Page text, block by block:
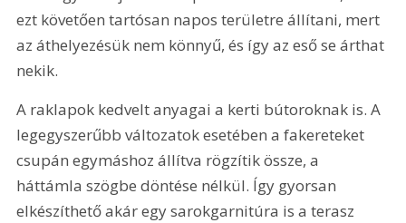
ezt követően tartósan napos területre állítani, mert
az áthelyezésük nem könnyű, és így az eső se árthat
nekik.
A raklapok kedvelt anyagai a kerti bútoroknak is. A
legegyszerűbb változatok esetében a fakereteket
csupán egymáshoz állítva rögzítik össze, a
háttámla szögbe döntése nélkül. Így gyorsan
elkészíthető akár egy sarokgarnitúra is a terasz